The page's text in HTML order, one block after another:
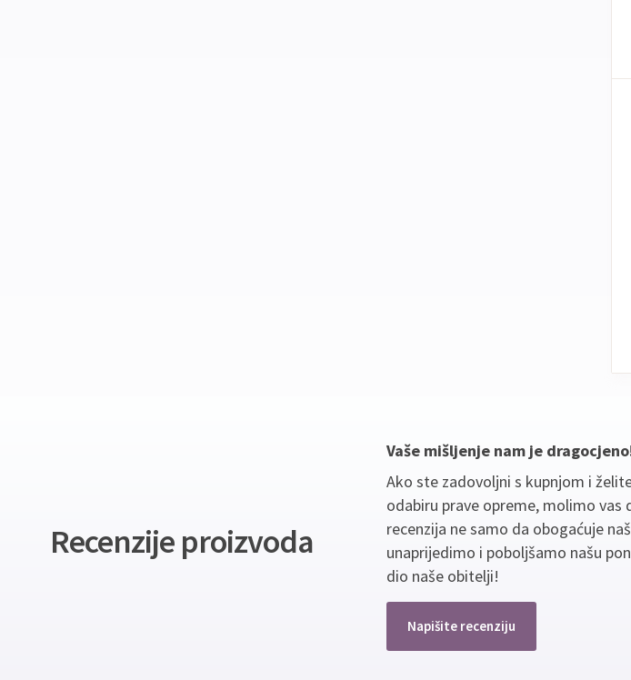
Recenzije proizvoda
Vaše mišljenje nam je
Ako ste zadovoljni s kupnjom i
odabiru prave opreme, molimo vas
recenzija ne samo da obogaćuje
unaprijedimo i poboljšamo našu
dio naše obitelji!
Napišite recenziju